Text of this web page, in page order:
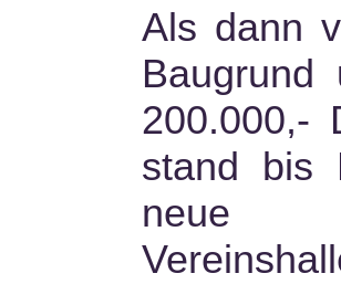
Als dann
Baugrund
200.000,-
stand bis
neue